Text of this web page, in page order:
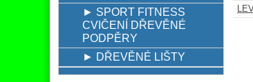
► SPORT FITNESS
CVIČENÍ DŘEVĚNÉ
PODPĚRY
► DŘEVĚNÉ LIŠTY